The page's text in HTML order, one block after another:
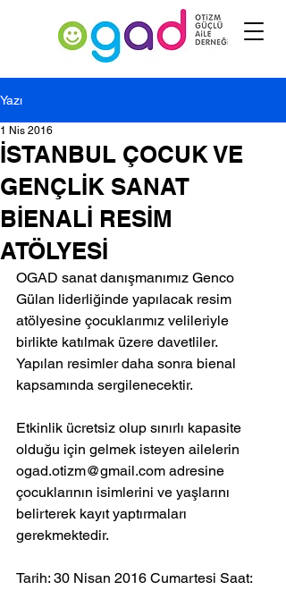
Yazı
İSTANBUL ÇOCUK VE
GENÇLİK SANAT
BİENALİ RESİM
ATÖLYESİ
1 Nis 2016
OGAD sanat danışmanımız Genco
Gülan liderliğinde yapılacak resim
atölyesine çocuklarımız velileriyle
birlikte katılmak üzere davetliler.
Yapılan resimler daha sonra bienal
kapsamında sergilenecektir.
Etkinlik ücretsiz olup sınırlı kapasite
olduğu için gelmek isteyen ailelerin
ogad.otizm@gmail.com adresine
çocuklarının isimlerini ve yaşlarını
belirterek kayıt yaptırmaları
gerekmektedir.
Tarih: 30 Nisan 2016 Cumartesi Saat: